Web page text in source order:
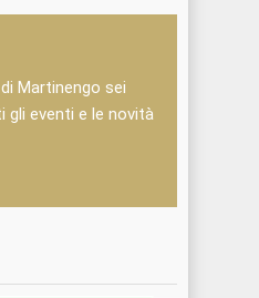
Martinengo sei
eventi e le novità